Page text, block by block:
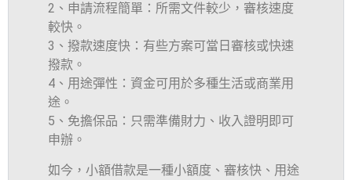
2、申請流程簡單：所需文件較少，審核速度
較快。
3、撥款速度快：有些方案可當日審核或快速
撥款。
4、用途彈性：資金可用於多種生活或商業用
途。
5、免擔保品：只需準備財力、收入證明即可
申辦。
如今，小額借款是一種小額度、審核快、用途